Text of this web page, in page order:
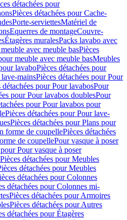
détachées pour
Pièces détachées pour Cache-
Porte-serviettesMatériel de
Equerres de montageCouvre-
Étagères muralesPacks lavabo avec
avec meuble basPièces
meuble avec meuble basMeubles
lavaboPièces détachées pour
mainsPièces détachées pour Pour
détachées pour Pour lavabosPour
pour Pour lavabos doublesPour
pour Pour lavabos pour
Pièces détachées pour Pour lave-
Pièces détachées pour Plans pour
forme de coupellePièces détachées
de coupellePour vasque à poser
Pour vasque à poser
Pièces détachées pour Meubles
détachées pour Meubles
détachées pour Colonnes
détachées pour Colonnes mi-
Pièces détachées pour Armoires
Pièces détachées pour Autres
détachées pour Étagères